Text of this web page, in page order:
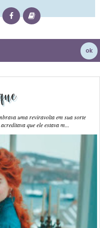
uma reviravolta em sua sorte
que ele estava m...